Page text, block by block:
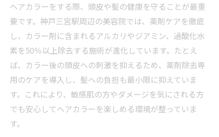
談
美容院選びで重視すべきダメージケアの新常識
美容院が実践する薬剤ケアと髪へのやさし
さ
ヘアカラー時に必須のアルカリ・ジアミン
対策
白髪染めでも髪質改善できる施術の特徴と
ヘアカラーをする際、頭皮や髪の健康を守ることが最重
要です。神戸三宮駅周辺の美容院では、薬剤ケアを徹底
し、カラー剤に含まれるアルカリやジアミン、過酸化水
素を50％以上除去する施術が進化しています。たとえ
ば、カラー後の頭皮への刺激を抑えるため、薬剤除去専
用のケアを導入し、髪への負担も最小限に抑えていま
す。これにより、敏感肌の方やダメージを気にされる方
でも安心してヘアカラーを楽しめる環境が整っていま
す。